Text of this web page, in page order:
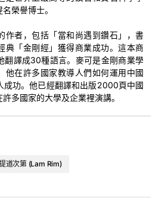
榮譽博士。
作者，包括「當和尚遇到鑽石」，書
典「金剛經」獲得商業成功。這本商
翻譯成30種語言。麥可是金剛商業學
他在許多國家教導人們如何運用中國
成功。他已經翻譯和出版2000頁中國
多國家的大學及企業裡演講。
道次第 (Lam Rim)